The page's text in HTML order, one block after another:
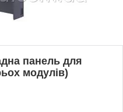
панель для
модулів)